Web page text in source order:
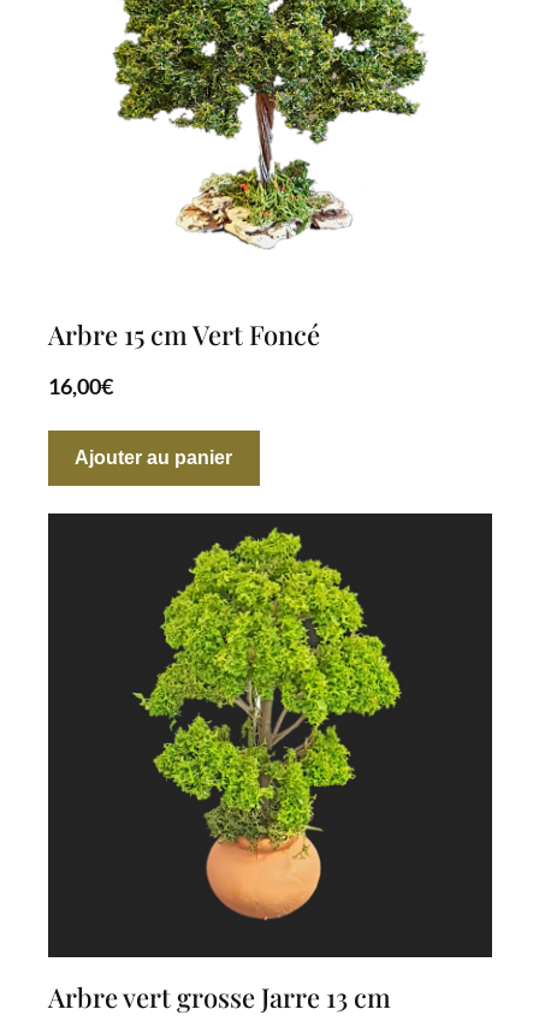
Arbre 15 cm Vert Foncé
16,00€
Ajouter au panier
Arbre vert grosse Jarre 13 cm